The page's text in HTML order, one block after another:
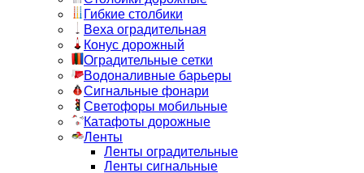
Гибкие столбики
Веха оградительная
Конус дорожный
Оградительные сетки
Водоналивные барьеры
Сигнальные фонари
Светофоры мобильные
Катафоты дорожные
Ленты
Ленты оградительные
Ленты сигнальные